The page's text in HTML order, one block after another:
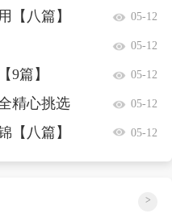
【八篇】 05-12
05-12
9篇】 05-12
精心挑选
05-12
【八篇】 05-12
>